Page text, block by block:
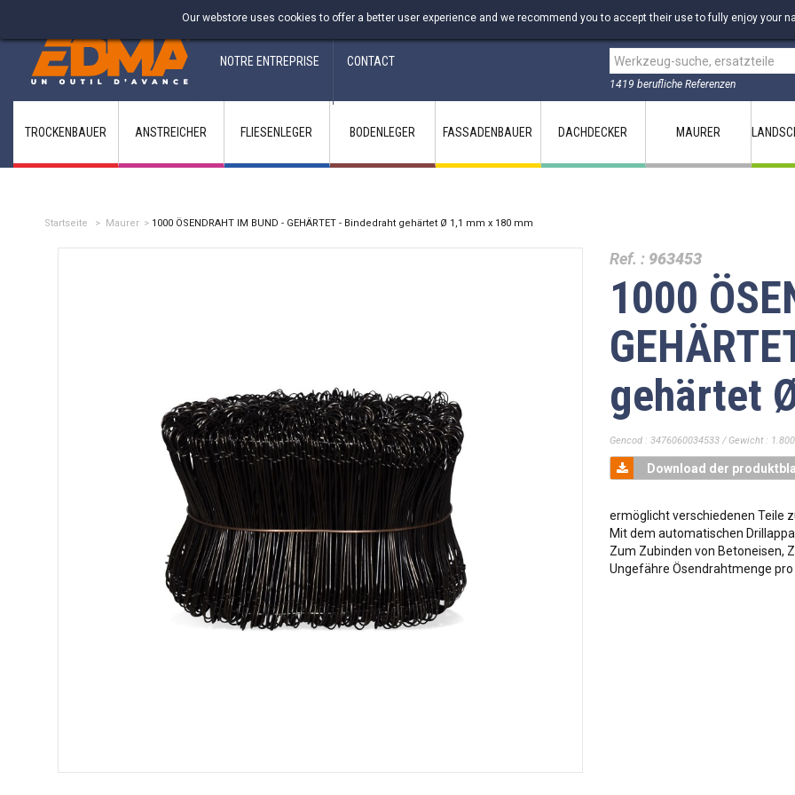
Fabricant francais depuis 1937
NOTRE ENTREPRISE CONTACT
1419 berufliche Referenzen
Our webstore uses cookies to offer a better user experience and we recommend you to accept their use to fully enjoy your
TROCKENBAUER ANSTREICHER FLIESENLEGER BODENLEGER FASSADENBAUER DACHDECKER MAURER
Startseite > Maurer > 1000 ÖSENDRAHT IM BUND - GEHÄRTET - Bindedraht gehärtet Ø 1,1 mm x 180 mm
Ref. : 963453
1000
gehärtet
Gencod : 3476060034533 / Gewicht :
Download der
ermöglicht verschiedenen Teile
Mit dem automatischen
Zum Zubinden von Betoneisen,
Ungefähre Ösendrahtmenge pro